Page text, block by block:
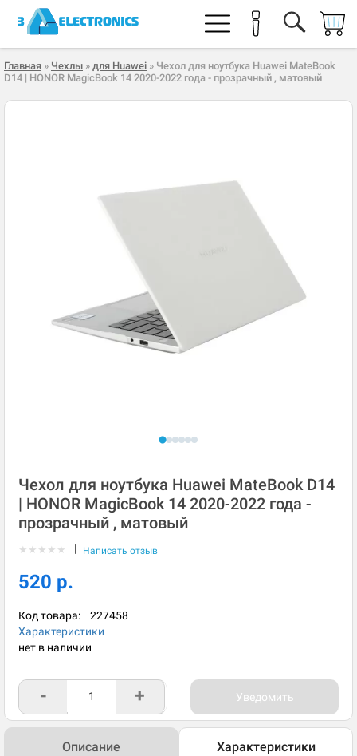
Главная » Чехлы » для Huawei » Чехол для ноутбука Huawei MateBook
D14 | HONOR MagicBook 14 2020-2022 года - прозрачный , матовый
Чехол для ноутбука Huawei MateBook D14
| HONOR MagicBook 14 2020-2022 года -
прозрачный , матовый
★ ★ ★ ★ ★ | Написать отзыв
520 р.
Код товара: 227458
Характеристики
нет в наличии
- + Уведомить
Описание Характеристики